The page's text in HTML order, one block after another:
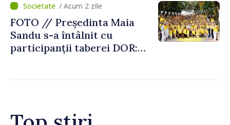
/ Acum 2 zile
FOTO // Președinta Maia
Sandu s-a întâlnit cu
participanții taberei DOR: